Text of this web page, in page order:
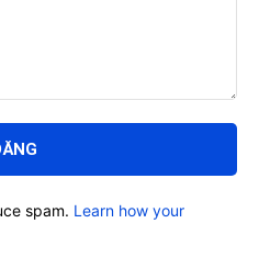
spam. Learn how your